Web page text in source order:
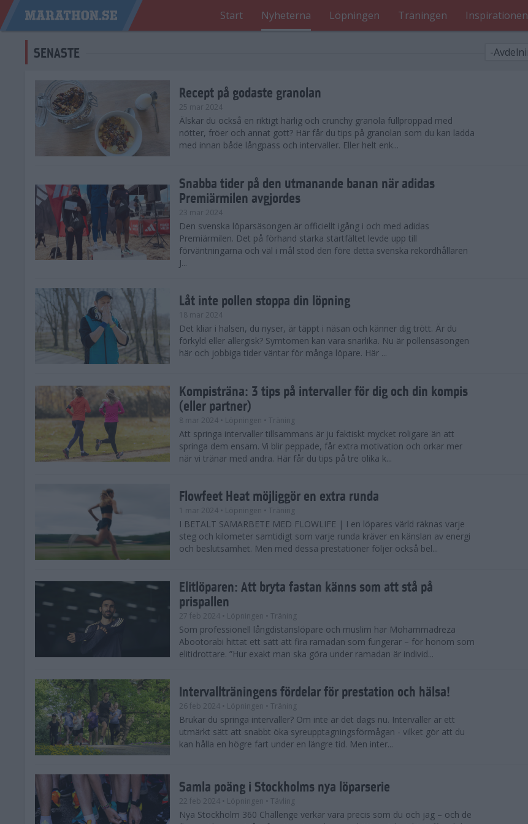
Start Nyheterna Löpningen Träningen Inspirationen
SENASTE
Recept på godaste granolan
25 mar 2024
Älskar du också en riktigt härlig och crunchy granola fullproppad med
nötter, fröer och annat gott? Här får du tips på granolan som du kan ladda
med innan både långpass och intervaller. Eller helt enk...
Snabba tider på den utmanande banan när adidas
Premiärmilen avgjordes
23 mar 2024
Den svenska löparsäsongen är officiellt igång i och med adidas
Premiärmilen. Det på förhand starka startfältet levde upp till
förväntningarna och väl i mål stod den före detta svenska rekordhållaren
J...
Låt inte pollen stoppa din löpning
18 mar 2024
Det kliar i halsen, du nyser, är täppt i näsan och känner dig trött. Är du
förkyld eller allergisk? Symtomen kan vara snarlika. Nu är pollensäsongen
här och jobbiga tider väntar för många löpare. Här ...
Kompisträna: 3 tips på intervaller för dig och din kompis
(eller partner)
8 mar 2024 • Löpningen • Träning
Att springa intervaller tillsammans är ju faktiskt mycket roligare än att
springa dem ensam. Vi blir peppade, får extra motivation och orkar mer
när vi tränar med andra. Här får du tips på tre olika k...
Flowfeet Heat möjliggör en extra runda
1 mar 2024 • Löpningen • Träning
I BETALT SAMARBETE MED FLOWLIFE | I en löpares värld räknas varje
steg och kilometer samtidigt som varje runda kräver en känslan av energi
och beslutsamhet. Men med dessa prestationer följer också bel...
Elitlöparen: Att bryta fastan känns som att stå på
prispallen
27 feb 2024 • Löpningen • Träning
Som professionell långdistanslöpare och muslim har Mohammadreza
Abootorabi hittat ett sätt att fira ramadan som fungerar – för honom som
elitidrottare. ”Hur exakt man ska göra under ramadan är individ...
Intervallträningens fördelar för prestation och hälsa!
26 feb 2024 • Löpningen • Träning
Brukar du springa intervaller? Om inte är det dags nu. Intervaller är ett
utmärkt sätt att snabbt öka syreupptagningsförmågan - vilket gör att du
kan hålla en högre fart under en längre tid. Men inter...
Samla poäng i Stockholms nya löparserie
22 feb 2024 • Löpningen • Tävling
Nya Stockholm 360 Challenge verkar vara precis som du och jag – och de